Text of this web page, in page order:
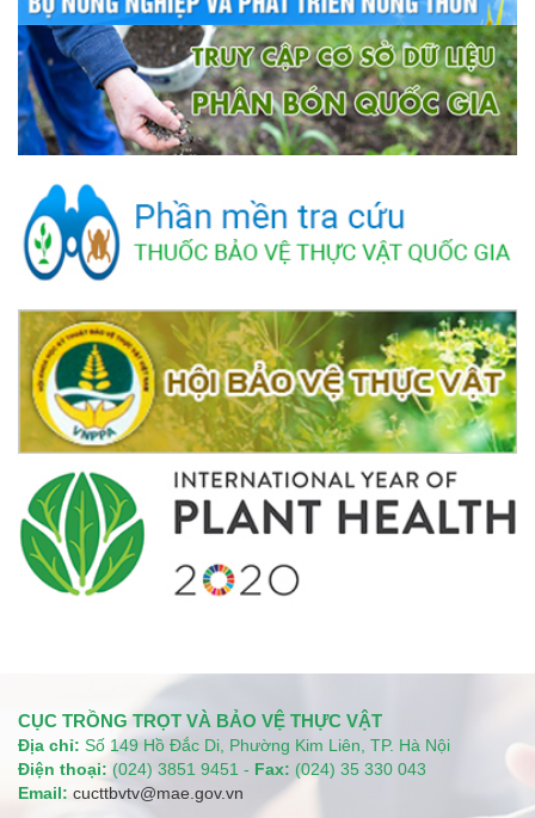
CỤC TRỒNG TRỌT VÀ BẢO VỆ THỰC VẬT
Địa chỉ: Số 149 Hồ Đắc Di, Phường Kim Liên, TP. Hà Nội
Điện thoại: (024) 3851 9451 - Fax: (024) 35 330 043
Email: cucttbvtv@mae.gov.vn